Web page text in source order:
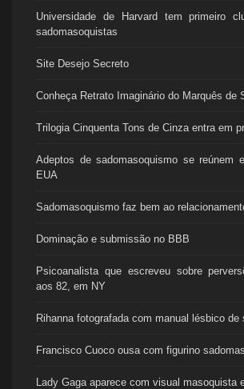
Universidade de Harvard tem primeiro
sadomasoquistas
Site Desejo Secreto
Conheça Retrato Imaginário do Marquês de
Trilogia Cinquenta Tons de Cinza entra em
Adeptos de sadomasoquismo se reúnem
EUA
Sadomasoquismo faz bem ao
Dominação e submissão no BBB
Psicoanalista que escreveu sobre
aos 82, em NY
Rihanna fotografada com manual lésbico de
Francisco Cuoco ousa com figurino
Lady Gaga aparece com visual masoquista